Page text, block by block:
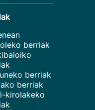
berriak
berriak
berriak
kirolakeko